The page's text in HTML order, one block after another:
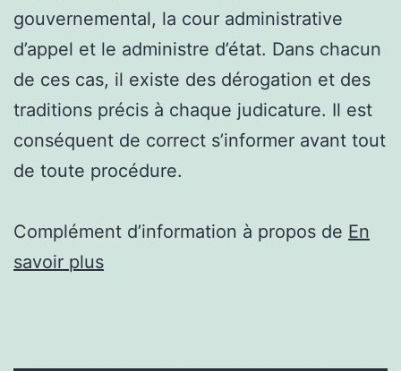
gouvernemental, la cour administrative
d’appel et le administre d’état. Dans chacun
de ces cas, il existe des dérogation et des
traditions précis à chaque judicature. Il est
conséquent de correct s’informer avant tout
de toute procédure.
Complément d’information à propos de En
savoir plus